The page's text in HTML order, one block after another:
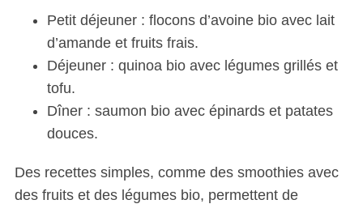
Petit déjeuner : flocons d’avoine bio avec lait
d’amande et fruits frais.
Déjeuner : quinoa bio avec légumes grillés et
tofu.
Dîner : saumon bio avec épinards et patates
douces.
Des recettes simples, comme des smoothies avec
des fruits et des légumes bio, permettent de